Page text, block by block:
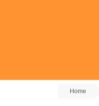
Home